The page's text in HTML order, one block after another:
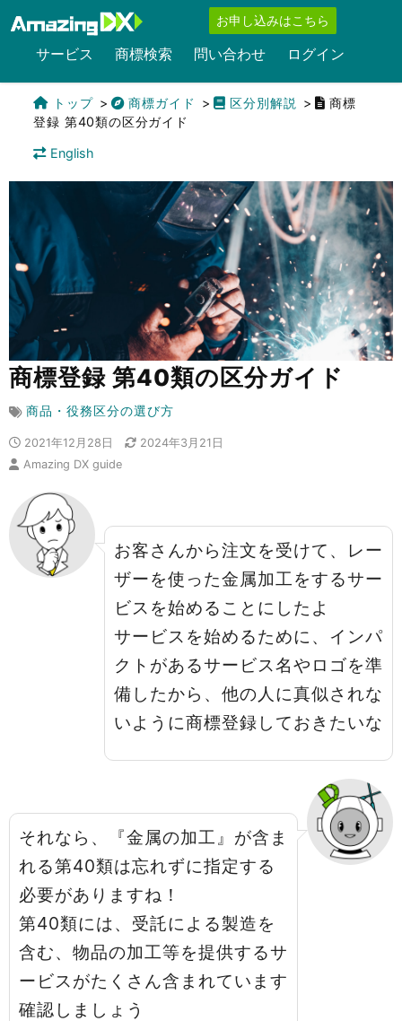
お申し込みはこちら
サービス 商標検索 問い合わせ ログイン
トップ 商標ガイド 区分別解説
商標
登録 第40類の区分ガイド
English
商標登録 第40類の区分ガイド
商品・役務区分の選び方
2021年12月28日
2024年3月21日
Amazing DX guide
お客さんから注文を受けて、レー
ザーを使った金属加工をするサー
ビスを始めることにしたよ
サービスを始めるために、インパ
クトがあるサービス名やロゴを準
備したから、他の人に真似されな
いように商標登録しておきたいな
それなら、『金属の加工』が含ま
れる第40類は忘れずに指定する
必要がありますね！
第40類には、受託による製造を
含む、物品の加工等を提供するサ
ービスがたくさん含まれています
確認しましょう